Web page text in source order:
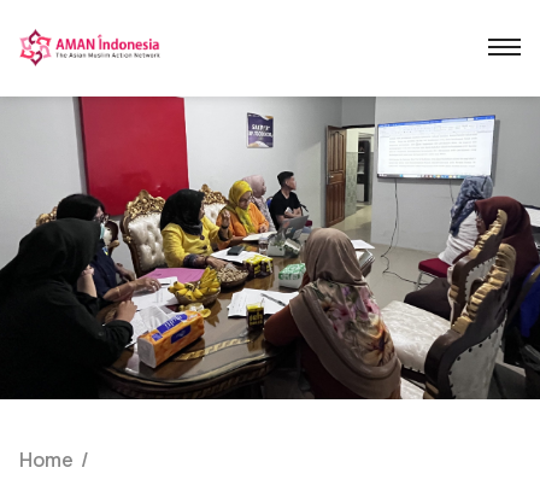
Home /